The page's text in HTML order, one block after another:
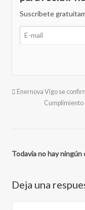
Suscríbete
Enernova Vigo se
Cumplimiento
Todavía no hay ningún
Deja una